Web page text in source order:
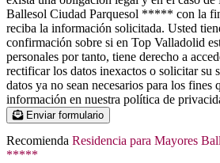
Ballesol Ciudad Parquesol ***** con la
reciba la información solicitada. Usted
confirmación sobre si en Top Valladolid
personales por tanto, tiene derecho a
rectificar los datos inexactos o solicitar su
datos ya no sean necesarios para los
información en nuestra política de
Enviar formulario
Recomienda Residencia para Mayores
*****